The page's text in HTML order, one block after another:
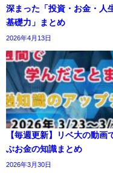
深まった「投資・お金・人
基礎力」まとめ
2026年4月13日
【毎週更新】リベ大の動画
ぶお金の知識まとめ
2026年3月30日